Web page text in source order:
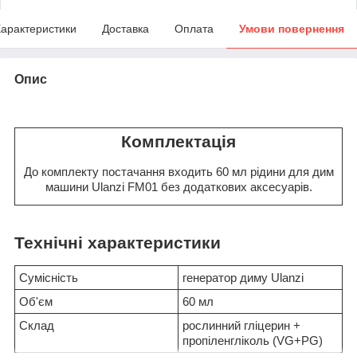
Доставка Оплата Умови повернення
Опис
Комплектація
До комплекту постачання входить 60 мл рідини для дим
машини Ulanzi FM01 без додаткових аксесуарів.
Технічні характеристики
Сумісність
генератор диму Ulanzi
Об'єм
60 мл
Склад
рослинний гліцерин +
пропіленгліколь (VG+PG)